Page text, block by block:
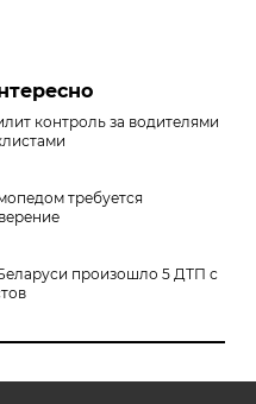
контроль за водителями
требуется
произошло 5 ДТП с